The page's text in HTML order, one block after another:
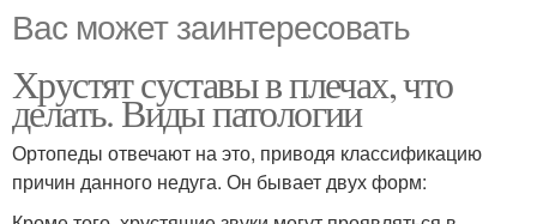
Вас может заинтересовать
Хрустят суставы в плечах, что
делать. Виды патологии
Ортопеды отвечают на это, приводя классификацию
причин данного недуга. Он бывает двух форм: